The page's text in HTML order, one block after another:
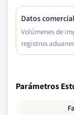
Datos
Volúmenes de
registros
Parámetros